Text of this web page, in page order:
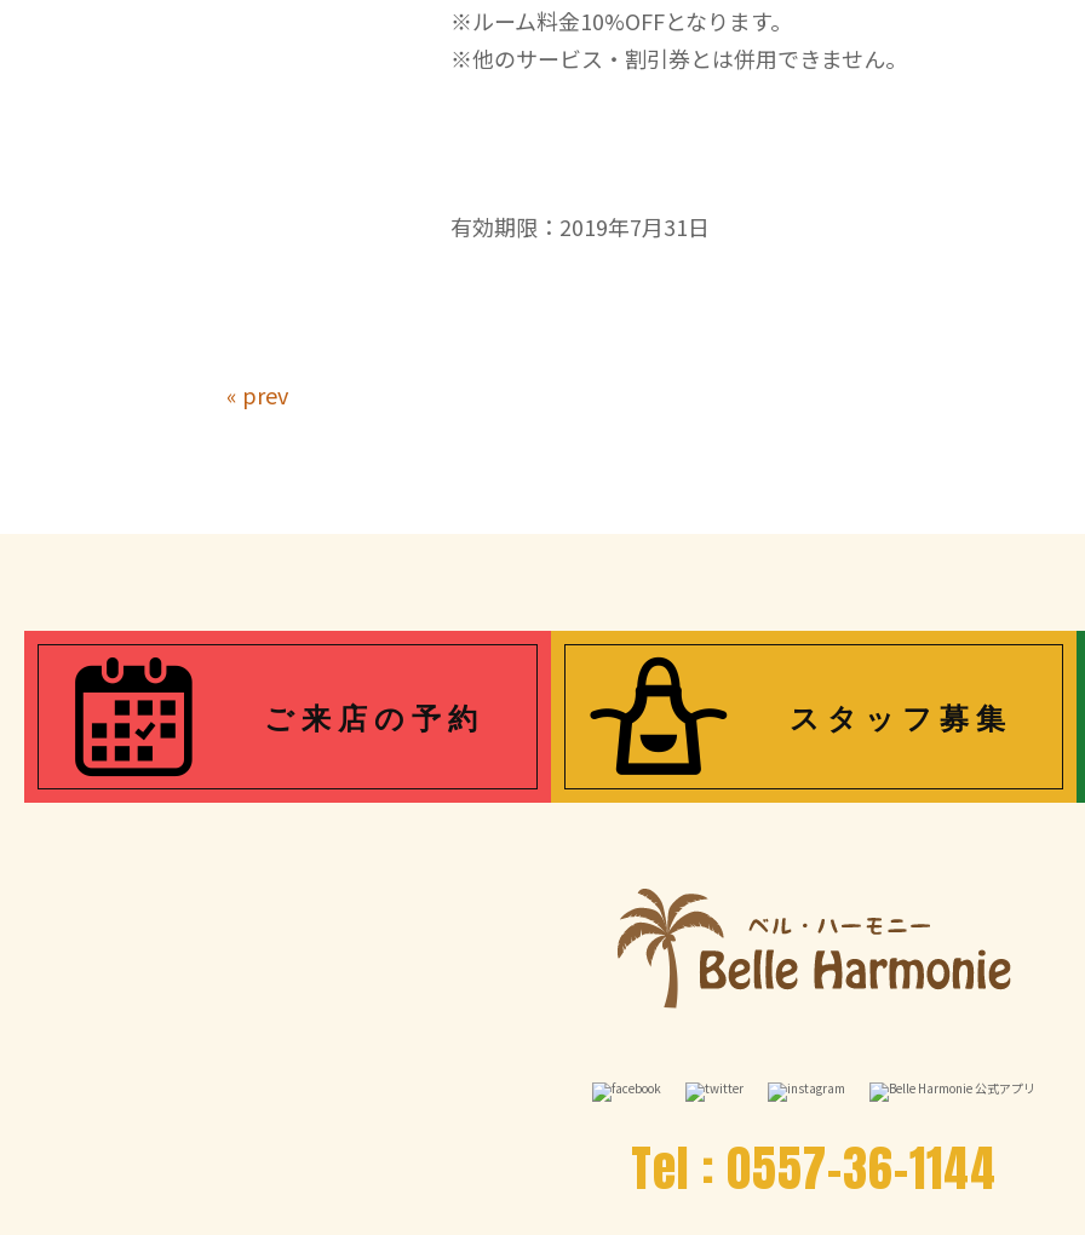
※ルーム料金10%OFFとなります。
※他のサービス・割引券とは併用できません。
有効期限：2019年7月31日
« prev
ご 来 店 の 予 約 ス タ ッ フ 募 集
Tel : 0557-36-1144